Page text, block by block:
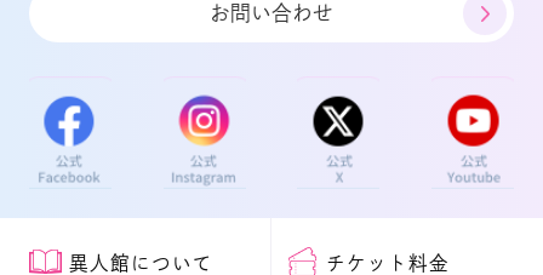
お問い合わせ
異人館について チケット料金